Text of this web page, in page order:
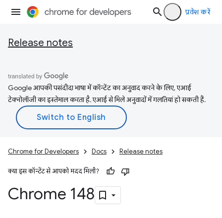
प्रवेश करें
Release notes
Google आपकी पसंदीदा भाषा में कॉन्टेंट का अनुवाद करने के लिए, एआई
टेक्नोलॉजी का इस्तेमाल करता है. एआई से मिले अनुवादों में गलतियां हो सकती हैं.
Chrome for Developers Docs Release notes
क्या इस कॉन्टेंट से आपको मदद मिली?
Chrome 148